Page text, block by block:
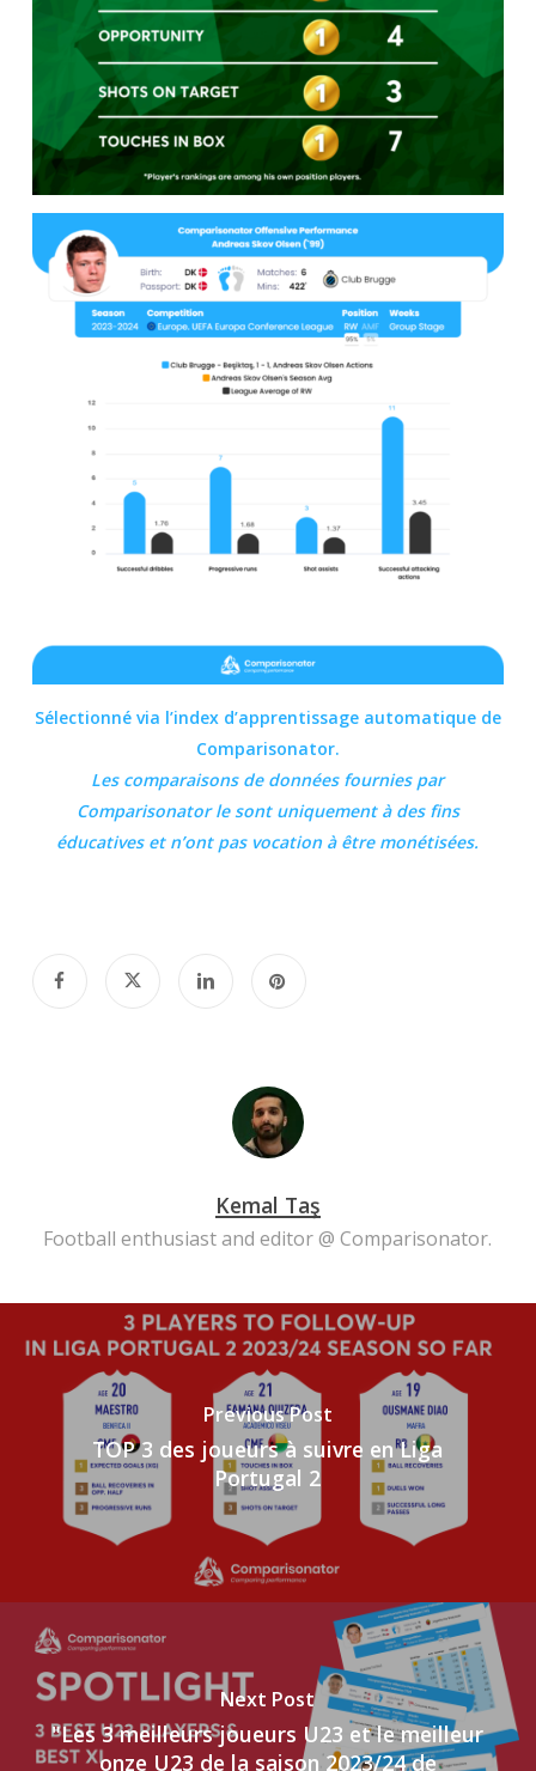
Sélectionné via l’index d’apprentissage automatique de
Comparisonator.
Les comparaisons de données fournies par
Comparisonatorle sont uniquement à des fins
éducatives et n’ont pas vocation à être monétisées.
Kemal Taş
Football enthusiast and editor @ Comparisonator.
Previous Post
TOP 3 des joueurs à suivre en Liga
Portugal 2
Next Post
"Les 3 meilleurs joueurs U23 et le meilleur
onze U23 de la saison 2023/24 de